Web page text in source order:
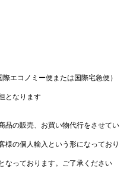
エコノミー便または国際宅急便）
となります
品の販売、お買い物代行をさせてい
様の個人輸入という形になっており
なっております。ご了承ください